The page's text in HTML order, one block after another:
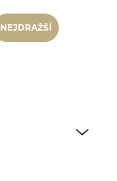
NEJDRAŽŠÍ